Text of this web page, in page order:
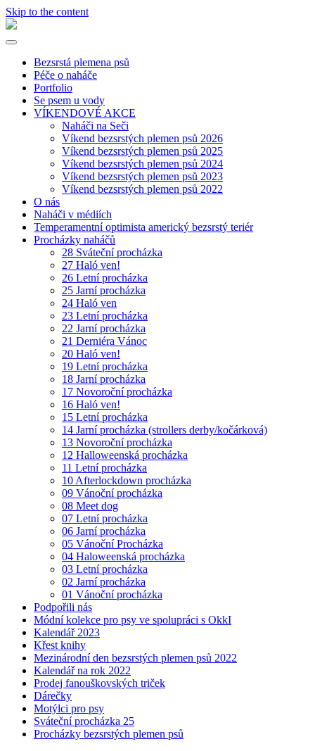
Skip to the content
ilovenaked.cz
Toggle
Bezsrstá plemena psů
Péče o naháče
Portfolio
Se psem u vody
VÍKENDOVÉ AKCE
Naháči na Seči
Víkend bezsrstých plemen psů 2026
Víkend bezsrstých plemen psů 2025
Víkend bezsrstých plemen psů 2024
Víkend bezsrstých plemen psů 2023
Víkend bezsrstých plemen psů 2022
O nás
Naháči v médiích
Temperamentní optimista americký bezsrstý teriér
Procházky naháčů
28 Sváteční procházka
27 Haló ven!
26 Letní procházka
25 Jarní procházka
24 Haló ven
23 Letní procházka
22 Jarní procházka
21 Derniéra Vánoc
20 Haló ven!
19 Letní procházka
18 Jarní procházka
17 Novoroční procházka
16 Haló ven!
15 Letní procházka
14 Jarní procházka (strollers derby/kočárková)
13 Novoroční procházka
12 Halloweenská procházka
11 Letní procházka
10 Afterlockdown procházka
09 Vánoční procházka
08 Meet dog
07 Letní procházka
06 Jarní procházka
05 Vánoční Procházka
04 Haloweenská procházka
03 Letní procházka
02 Jarní procházka
01 Vánoční procházka
Podpořili nás
Módní kolekce pro psy ve spolupráci s OkkI
Kalendář 2023
Křest knihy
Mezinárodní den bezsrstých plemen psů 2022
Kalendář na rok 2022
Prodej fanouškovských triček
Dárečky
Motýlci pro psy
Sváteční procházka 25
Procházky bezsrstých plemen psů